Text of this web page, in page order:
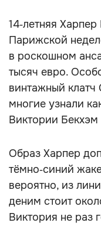
14‑летняя
Парижской
в роскошном
тысяч евро.
винтажный клатч
многие узнали
Виктории Бекхэм
Образ Харпер
тёмно‑синий
вероятно, из
деним стоит
Виктория не раз